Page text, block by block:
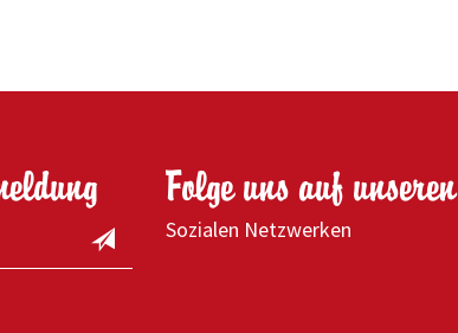
Folge uns auf unseren
Sozialen Netzwerken